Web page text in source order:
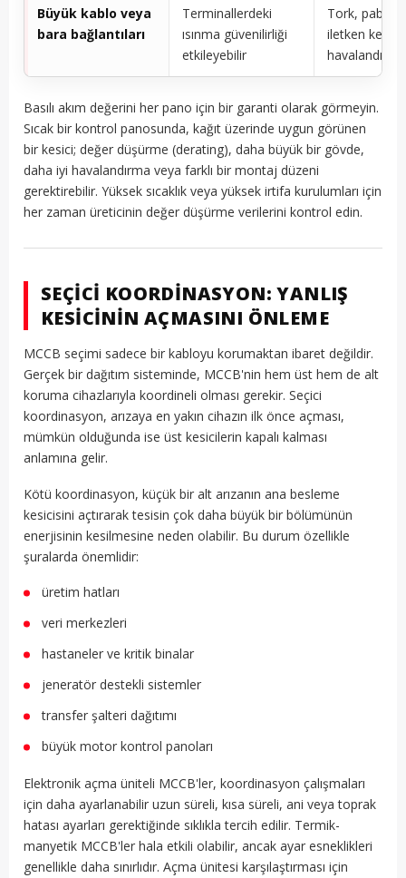
Büyük kablo veya
bara bağlantıları
Terminallerdeki
ısınma güvenilirliği
etkileyebilir
Tork, pabuç
iletken kesiti,
havalandırma
Basılı akım değerini her pano için bir garanti olarak görmeyin.
Sıcak bir kontrol panosunda, kağıt üzerinde uygun görünen
bir kesici; değer düşürme (derating), daha büyük bir gövde,
daha iyi havalandırma veya farklı bir montaj düzeni
gerektirebilir. Yüksek sıcaklık veya yüksek irtifa kurulumları için
her zaman üreticinin değer düşürme verilerini kontrol edin.
SEÇICI KOORDINASYON: YANLIŞ
KESICININ AÇMASINI ÖNLEME
MCCB seçimi sadece bir kabloyu korumaktan ibaret değildir.
Gerçek bir dağıtım sisteminde, MCCB'nin hem üst hem de alt
koruma cihazlarıyla koordineli olması gerekir. Seçici
koordinasyon, arızaya en yakın cihazın ilk önce açması,
mümkün olduğunda ise üst kesicilerin kapalı kalması
anlamına gelir.
Kötü koordinasyon, küçük bir alt arızanın ana besleme
kesicisini açtırarak tesisin çok daha büyük bir bölümünün
enerjisinin kesilmesine neden olabilir. Bu durum özellikle
şuralarda önemlidir:
üretim hatları
veri merkezleri
hastaneler ve kritik binalar
jeneratör destekli sistemler
transfer şalteri dağıtımı
büyük motor kontrol panoları
Elektronik açma üniteli MCCB'ler, koordinasyon çalışmaları
için daha ayarlanabilir uzun süreli, kısa süreli, ani veya toprak
hatası ayarları gerektiğinde sıklıkla tercih edilir. Termik-
manyetik MCCB'ler hala etkili olabilir, ancak ayar esneklikleri
genellikle daha sınırlıdır. Açma ünitesi karşılaştırması için